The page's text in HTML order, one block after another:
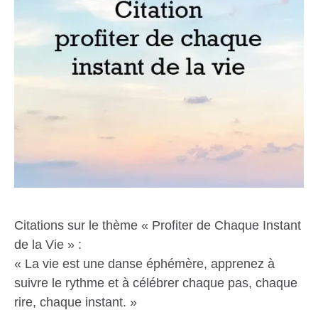
Citations sur le thème « Profiter de Chaque Instant
de la Vie » :
« La vie est une danse éphémère, apprenez à
suivre le rythme et à célébrer chaque pas, chaque
rire, chaque instant. »